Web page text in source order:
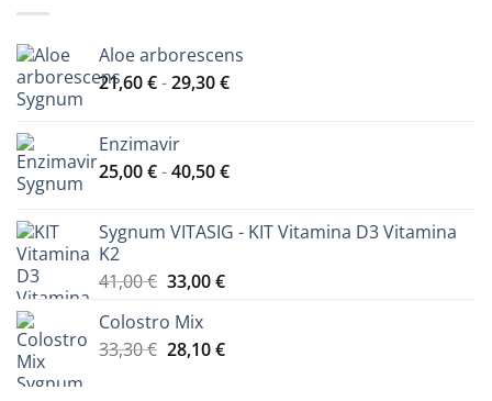
Aloe arborescens
21,60€-29,30€Fascia
21,60 €
29,30 €
Enzimavir
25,00€-40,50€Fascia
da
Sygnum VITASIG - KIT Vitamina D3 Vitamina
K2
41,00€ Il
originale
era:
33,00€Il
è:
Colostro Mix
33,30€ Il
28,10€Il